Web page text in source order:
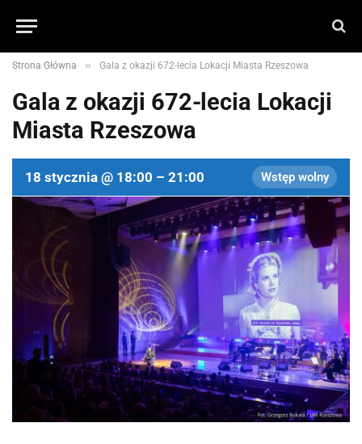
Strona Główna » Gala z okazji 672-lecia Lokacji Miasta Rzeszowa
Gala z okazji 672-lecia Lokacji
Miasta Rzeszowa
18 stycznia @ 18:00 – 21:00 Wstęp wolny